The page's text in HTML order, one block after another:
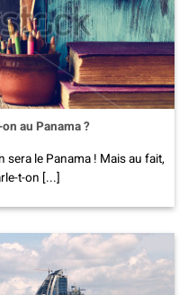
au Panama ?
sera le Panama ! Mais au fait,
t-on [...]